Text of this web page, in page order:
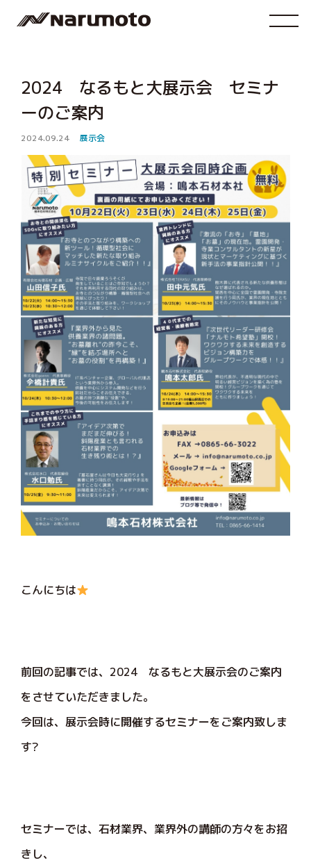
2024 なるもと大展示会 セミナ
ーのご案内
2024.09.24 展示会
こんにちは
前回の記事では、2024 なるもと大展示会のご案内
をさせていただきました。
今回は、展示会時に開催するセミナーをご案内致しま
す?
セミナーでは、石材業界、業界外の講師の方々をお招
きし、